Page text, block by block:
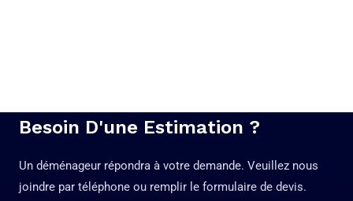
Besoin D'une Estimation ?
Un déménageur répondra à votre demande. Veuillez nous
joindre par téléphone ou remplir le formulaire de devis.